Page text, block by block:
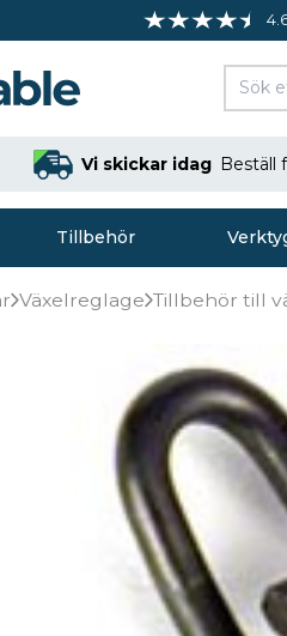
Vi skickar idag Beställ
Tillbehör
Växelreglage Tillbehör till